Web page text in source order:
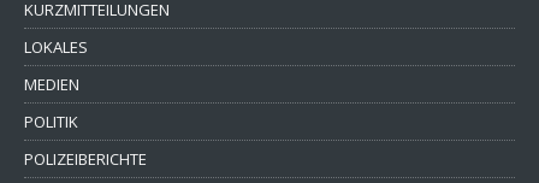
KURZMITTEILUNGEN
LOKALES
MEDIEN
POLITIK
POLIZEIBERICHTE